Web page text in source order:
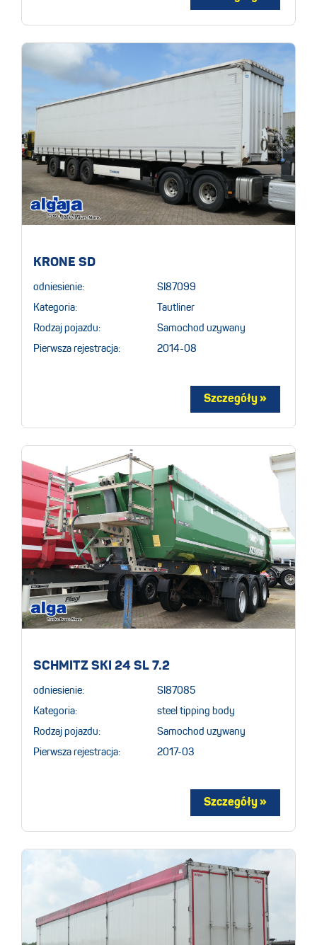
KRONE SD
odniesienie: SI87099
Kategoria: Tautliner
Rodzaj pojazdu: Samochod uzywany
Pierwsza rejestracja: 2014-08
SCHMITZ SKI 24 SL 7.2
odniesienie: SI87085
Kategoria: steel tipping body
Rodzaj pojazdu: Samochod uzywany
Pierwsza rejestracja: 2017-03